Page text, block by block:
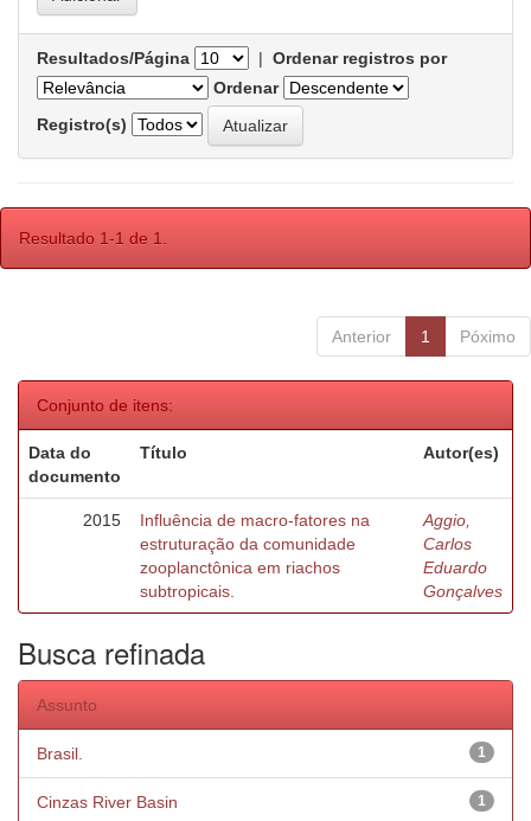
Resultados/Página | Ordenar registros por
Ordenar
Registro(s)
Resultado 1-1 de 1.
Anterior 1 Póximo
Conjunto de itens:
Data do
documento
Título Autor(es)
2015
Influência de macro-fatores na
estruturação da comunidade
zooplanctônica em riachos
subtropicais.
Aggio,
Carlos
Eduardo
Gonçalves
Busca refinada
Assunto
1
Brasil.
1
Cinzas River Basin